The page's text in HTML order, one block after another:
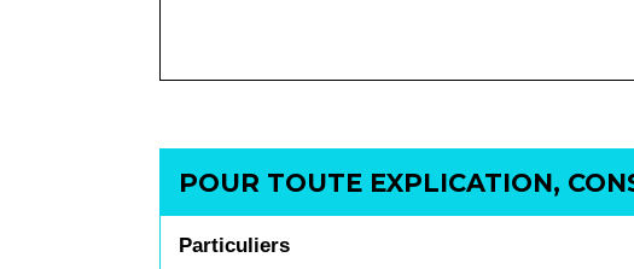
POUR TOUTE EXPLICATION,
Particuliers